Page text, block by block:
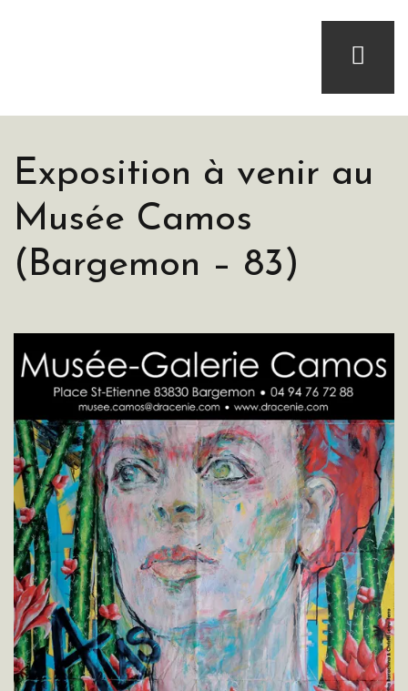
Exposition à venir au
Musée Camos
(Bargemon – 83)